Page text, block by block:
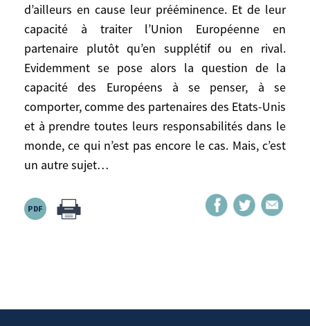
d’ailleurs en cause leur prééminence. Et de leur
capacité à traiter l’Union Européenne en
partenaire plutôt qu’en supplétif ou en rival.
Evidemment se pose alors la question de la
capacité des Européens à se penser, à se
comporter, comme des partenaires des Etats-Unis
et à prendre toutes leurs responsabilités dans le
monde, ce qui n’est pas encore le cas. Mais, c’est
un autre sujet…
deviendraient immensément et
durablement populaires dans le monde
arabo-musulman. Quelques islamistes et
terroristes ne renonceraient pas pour
autant à leur haine viscérale des
occidentaux et des «mauvais musulmans»;
mais il serait alors plus facile aux
musulmans modérés, – la majorité -, et aux
gouvernements arabo-islamiques, de les
combattre, de les isoler, de les vaincre. Je
pourrai prendre d’autres exemples. Il ne
manque pas d’experts de toutes sortes et